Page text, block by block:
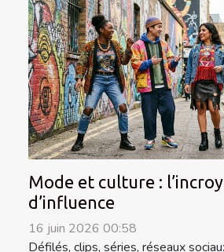
Mode et culture :
d’influence
16 juin 2026 00:58
Défilés, clips, séries, réseaux